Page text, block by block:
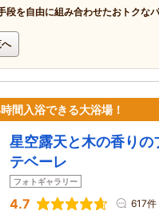
段を自由に組み合わせたおトクな
へ
間入浴できる大浴場！
星空露天と木の香り
テベーレ
フォトギャラリー
4.7 617件